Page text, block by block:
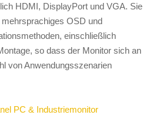
HDMI, DisplayPort und VGA. Sie
OSD und
einschließlich
so dass der Monitor sich an
von Anwendungsszenarien
PC & Industriemonitor